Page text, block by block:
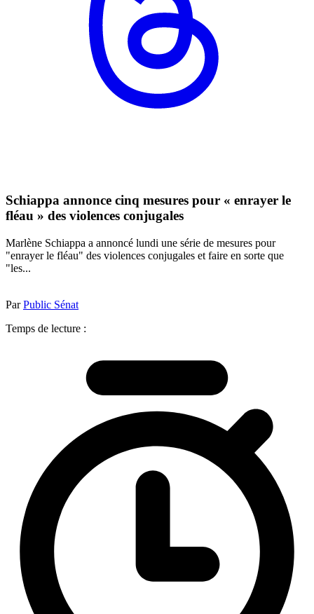
Schiappa annonce cinq mesures pour « enrayer le
fléau » des violences conjugales
Marlène Schiappa a annoncé lundi une série de mesures pour
"enrayer le fléau" des violences conjugales et faire en sorte que
"les...
ParPublic Sénat
Temps de lecture :